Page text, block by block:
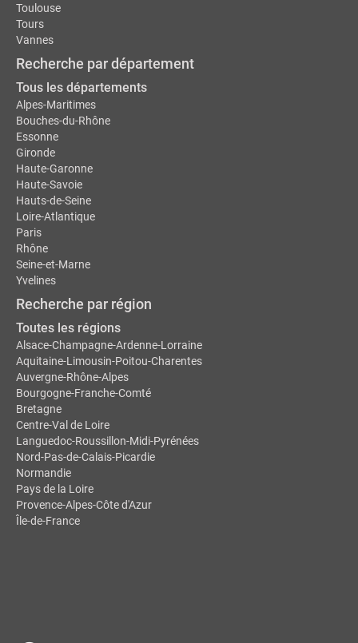
Toulouse
Tours
Vannes
Recherche par département
Tous les départements
Alpes-Maritimes
Bouches-du-Rhône
Essonne
Gironde
Haute-Garonne
Haute-Savoie
Hauts-de-Seine
Loire-Atlantique
Paris
Rhône
Seine-et-Marne
Yvelines
Recherche par région
Toutes les régions
Alsace-Champagne-Ardenne-Lorraine
Aquitaine-Limousin-Poitou-Charentes
Auvergne-Rhône-Alpes
Bourgogne-Franche-Comté
Bretagne
Centre-Val de Loire
Languedoc-Roussillon-Midi-Pyrénées
Nord-Pas-de-Calais-Picardie
Normandie
Pays de la Loire
Provence-Alpes-Côte d'Azur
Île-de-France